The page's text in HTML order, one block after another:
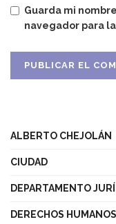
Guarda mi
navegador para
ALBERTO CHEJOLÁN
CIUDAD
DEPARTAMENTO
DERECHOS HUMANOS